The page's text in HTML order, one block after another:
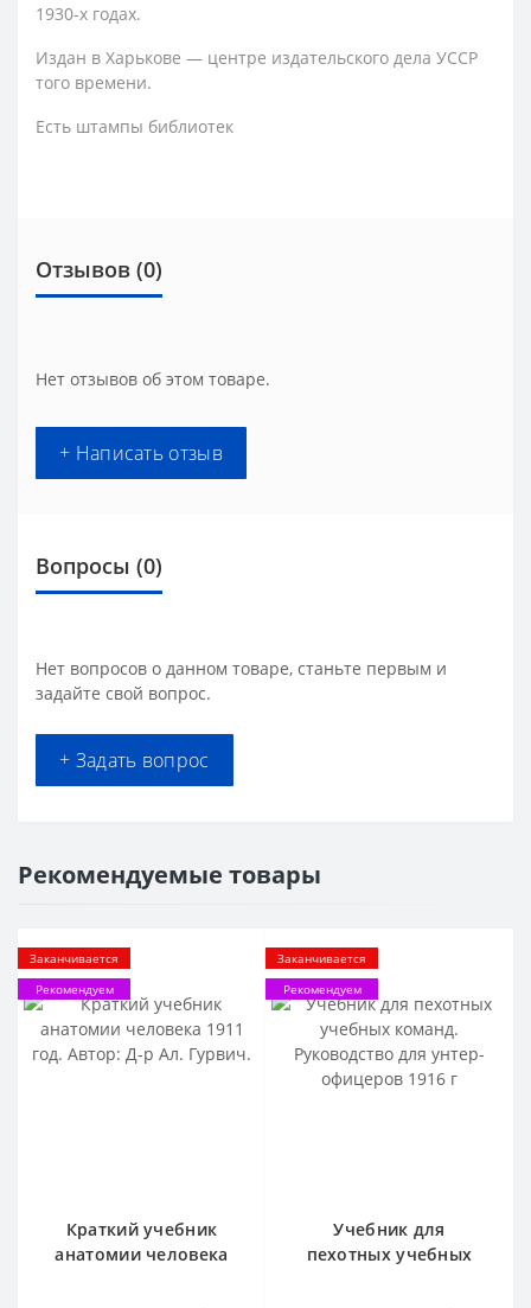
1930-х годах.
Издан в Харькове — центре издательского дела УССР
того времени.
Есть штампы библиотек
Отзывов (0)
Нет отзывов об этом товаре.
+ Написать отзыв
Вопросы (0)
Нет вопросов о данном товаре, станьте первым и
задайте свой вопрос.
+ Задать вопрос
Рекомендуемые товары
Заканчивается
Рекомендуем
Краткий учебник
анатомии человека
Заканчивается
Рекомендуем
Учебник для
пехотных учебных